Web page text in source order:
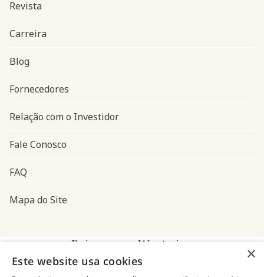
Navegação do rodapé
Revista
Carreira
Blog
Fornecedores
Relação com o Investidor
Fale Conosco
FAQ
Mapa do Site
Baixe o app Westwing
×
Este website usa cookies